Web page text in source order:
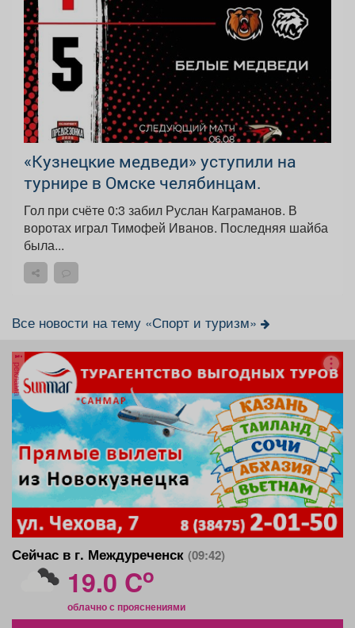
«Кузнецкие медведи» уступили на
турнире в Омске челябинцам.
Гол при счёте 0:3 забил Руслан Каграманов. В
воротах играл Тимофей Иванов. Последняя шайба
была...
Все новости на тему «Спорт и туризм»
реклама
Сейчас в г. Междуреченск (09:42)
19.0 Co
облачно с прояснениями